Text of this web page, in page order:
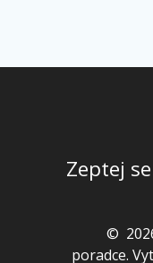
Zeptej
©
poradce.